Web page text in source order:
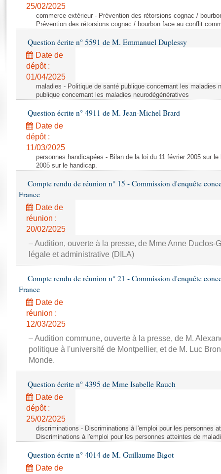
Rapports d'information
Rapports législatifs
Rapports sur l'application des lois
Baromètre de l’application des lois
Dossiers législatifs
Budget et sécurité sociale
Questions écrites et orales
Comptes rendus des débats
Anciennes législatures
Liens vers les sites publics
25/02/2025
commerce extérieur - Prévention des rétorsions cognac /
Prévention des rétorsions cognac / bourbon face au conflit
Question écrite n° 5591 de M. Emmanuel Duplessy
Date de
dépôt :
01/04/2025
maladies - Politique de santé publique concernant les maladies
publique concernant les maladies neurodégénératives
Question écrite n° 4911 de M. Jean-Michel Brard
Date de
dépôt :
11/03/2025
personnes handicapées - Bilan de la loi du 11 février 2005 sur
2005 sur le handicap.
Compte rendu de réunion n° 15 - Commission d'enquête
France
Date de
réunion :
20/02/2025
– Audition, ouverte à la presse, de Mme Anne Duclos-
légale et administrative (DILA)
Compte rendu de réunion n° 21 - Commission d'enquête
France
Date de
réunion :
12/03/2025
– Audition commune, ouverte à la presse, de M.
politique à l'université de Montpellier, et de M. Luc
Monde.
Question écrite n° 4395 de Mme Isabelle Rauch
Date de
dépôt :
25/02/2025
discriminations - Discriminations à l'emploi pour les personnes
Discriminations à l'emploi pour les personnes atteintes de
Question écrite n° 4014 de M. Guillaume Bigot
Date de